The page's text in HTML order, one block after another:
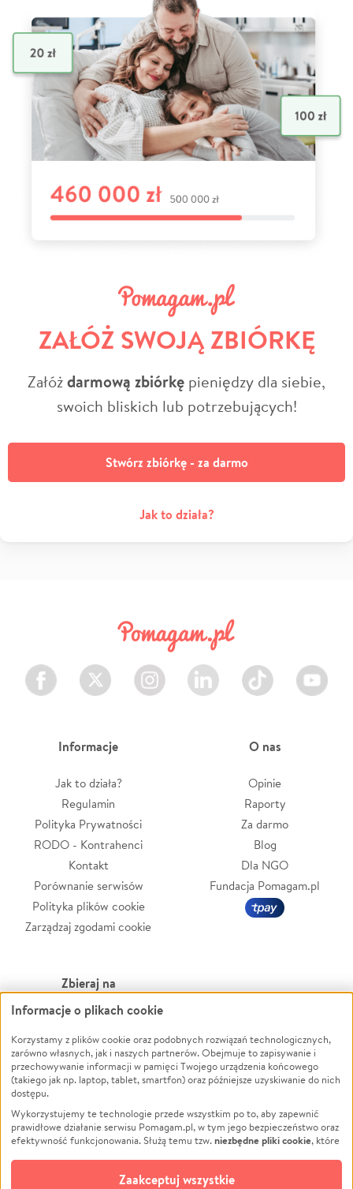
ZAŁÓŻ SWOJĄ ZBIÓRKĘ
Załóżdarmową zbiórkę pieniędzy dla siebie,
swoich bliskich lub potrzebujących!
Stwórz zbiórkę - za darmo
Jak to działa?
Facebook Twitter Instagram LinkedIn TikTok Youtube
Informacje
Jak to działa?
Regulamin
Polityka Prywatności
RODO - Kontrahenci
Kontakt
Porównanie serwisów
Polityka plików cookie
Zarządzaj zgodami cookie
O nas
Opinie
Raporty
Za darmo
Blog
Dla NGO
Fundacja Pomagam.pl
Zbieraj na
Leczenie
Zwierzęta
Pożar
Ukraina
Pomoc Finansowa
Projekty
Pogrzeb
Społeczność lokalna
Powódź
Wichura
NGO
Edukacja
Podróż
Impreza
Ochrona środowiska
Informacje o plikach cookie
Korzystamy z plików cookie oraz podobnych rozwiązań technologicznych,
zarówno własnych, jak i naszych partnerów. Obejmuje to zapisywanie i
przechowywanie informacji w pamięci Twojego urządzenia końcowego
(takiego jak np. laptop, tablet, smartfon) oraz późniejsze uzyskiwanie do nich
dostępu.
Wykorzystujemy te technologie przede wszystkim po to, aby zapewnić
prawidłowe działanie serwisu Pomagam.pl, w tym jego bezpieczeństwo oraz
efektywność funkcjonowania. Służą temu tzw.niezbędne pliki cookie, które
opcjonalnych plików cookie
Zaakceptuj wszystkie